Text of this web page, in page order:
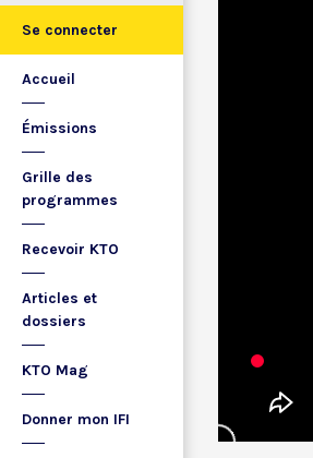
Se connecter
Accueil
Émissions
Grille des
programmes
Recevoir KTO
Articles et
dossiers
KTO Mag
Donner mon IFI